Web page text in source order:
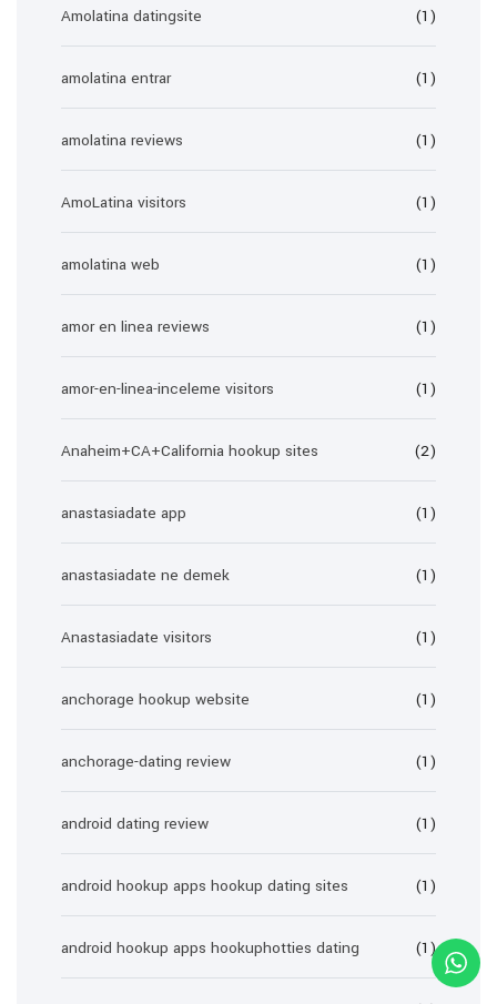
Amolatina datingsite (1)
amolatina entrar (1)
amolatina reviews (1)
AmoLatina visitors (1)
amolatina web (1)
amor en linea reviews (1)
amor-en-linea-inceleme visitors (1)
Anaheim+CA+California hookup sites (2)
anastasiadate app (1)
anastasiadate ne demek (1)
Anastasiadate visitors (1)
anchorage hookup website (1)
anchorage-dating review (1)
android dating review (1)
android hookup apps hookup dating sites (1)
android hookup apps hookuphotties dating (1)